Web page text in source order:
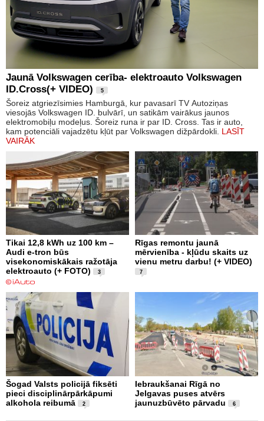
Jaunā Volkswagen cerība- elektroauto Volkswagen
ID.Cross(+ VIDEO)
5
Šoreiz atgriezīsimies Hamburgā, kur pavasarī TV Autoziņas
viesojās Volkswagen ID. bulvārī, un satikām vairākus jaunos
elektromobiļu modeļus. Šoreiz runa ir par ID. Cross. Tas ir auto,
kam potenciāli vajadzētu kļūt par Volkswagen dižpārdokli. LASĪT
VAIRĀK
Tikai 12,8 kWh uz 100 km –
Audi e-tron būs
visekonomiskākais ražotāja
elektroauto (+ FOTO)
3
Rīgas remontu jaunā
mērvienība - kļūdu skaits uz
vienu metru darbu! (+ VIDEO)
7
Šogad Valsts policijā fiksēti
pieci disciplinārpārkāpumi
alkohola reibumā
2
Iebraukšanai Rīgā no
Jelgavas puses atvērs
jaunuzbūvēto pārvadu
6